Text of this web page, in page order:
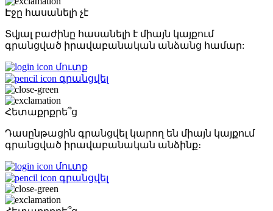
Էջը հասանելի չէ
Տվյալ բաժինը հասանելի է միայն կայքում
գրանցված իրավաբանական անձանց համար:
մուտք
գրանցվել
Հետաքրքրե՞ց
Դասընթացին գրանցվել կարող են միայն կայքում
գրանցված իրավաբանական անձինք։
մուտք
գրանցվել